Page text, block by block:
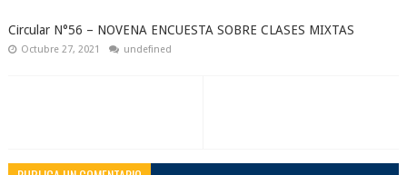
Circular N°56 – NOVENA ENCUESTA SOBRE CLASES MIXTAS
Octubre 27, 2021 undefined